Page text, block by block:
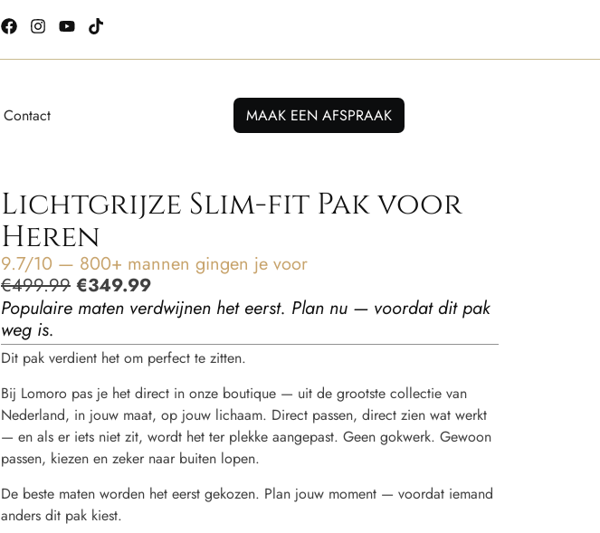
Contact MAAK EEN AFSPRAAK
Lichtgrijze Slim-fit Pak voor
Heren
9.7/10 — 800+ mannen gingen je voor
€499.99 €349.99
Populaire maten verdwijnen het eerst. Plan nu — voordat dit pak
weg is.
Dit pak verdient het om perfect te zitten.
Bij Lomoro pas je het direct in onze boutique — uit de grootste collectie van
Nederland, in jouw maat, op jouw lichaam. Direct passen, direct zien wat werkt
— en als er iets niet zit, wordt het ter plekke aangepast. Geen gokwerk. Gewoon
passen, kiezen en zeker naar buiten lopen.
De beste maten worden het eerst gekozen. Plan jouw moment — voordat iemand
anders dit pak kiest.